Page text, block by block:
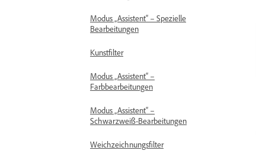
Modus „Assistent“ – Spezielle
Bearbeitungen
Kunstfilter
Modus „Assistent“ –
Farbbearbeitungen
Modus „Assistent“ –
Schwarzweiß-Bearbeitungen
Weichzeichnungsfilter